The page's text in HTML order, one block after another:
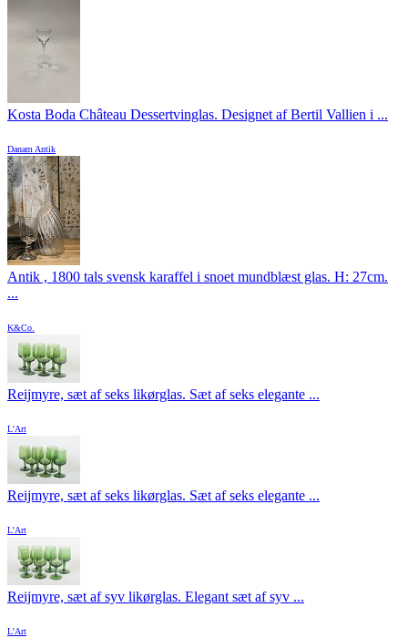
Kosta Boda Château Dessertvinglas. Designet af Bertil Vallien i ...
Danam Antik
Antik , 1800 tals svensk karaffel i snoet mundblæst glas. H: 27cm.
...
K&Co.
Reijmyre, sæt af seks likørglas. Sæt af seks elegante ...
L'Art
Reijmyre, sæt af seks likørglas. Sæt af seks elegante ...
L'Art
Reijmyre, sæt af syv likørglas. Elegant sæt af syv ...
L'Art